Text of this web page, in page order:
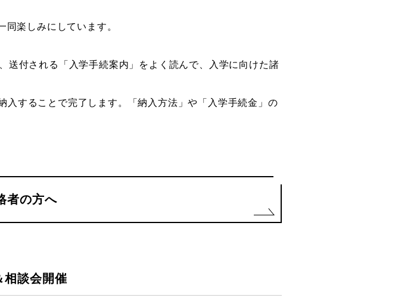
楽しみにしています。
送付される「入学手続案内」をよく読んで、入学に向けた諸
することで完了します。「納入方法」や「入学手続金」の
者の方へ
相談会開催